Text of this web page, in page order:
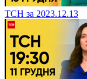
ТСН за 2023.12.13